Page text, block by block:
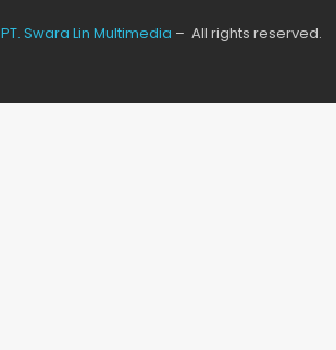
PT. Swara Lin Multimedia – All rights reserved.